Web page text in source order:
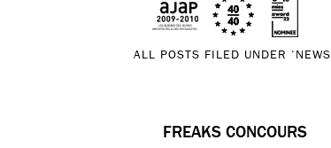
ALL POSTS FILED UNDER ‘NEWS
FREAKS CONCOURS